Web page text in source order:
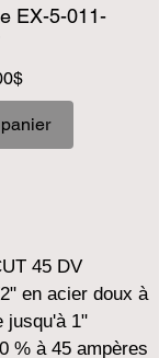
EX-5-011-
Prix
45 DV
en acier doux à
jusqu'à 1"
% à 45 ampères